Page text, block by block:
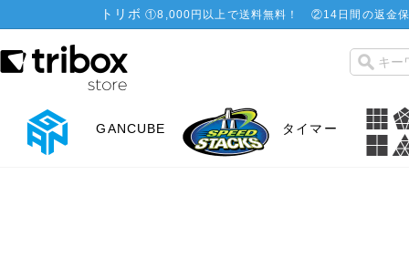
トリボ ①8,000円以上で送料無料！ ②14日間の返金
GANCUBE タイマー